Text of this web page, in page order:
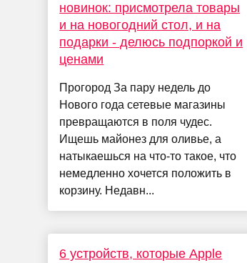
новинок: присмотрела товары
и на новогодний стол, и на
подарки - делюсь подпоркой и
ценами
Прогород За пару недель до
Нового года сетевые магазины
превращаются в поля чудес.
Ищешь майонез для оливье, а
натыкаешься на что-то такое, что
немедленно хочется положить в
корзину. Недавн...
6 устройств, которые Apple